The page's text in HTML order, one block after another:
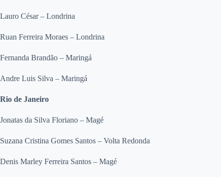
Lauro César – Londrina
Ruan Ferreira Moraes – Londrina
Fernanda Brandão – Maringá
Andre Luis Silva – Maringá
Rio de Janeiro
Jonatas da Silva Floriano – Magé
Suzana Cristina Gomes Santos – Volta Redonda
Denis Marley Ferreira Santos – Magé